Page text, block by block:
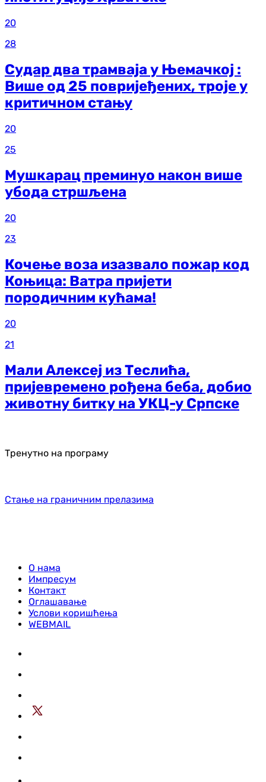
20
28
Судар два трамваја у Њемачкој :
Више од 25 повријеђених, троје у
критичном стању
20
25
Мушкарац преминуо након више
убода стршљена
20
23
Кочење воза изазвало пожар код
Коњица: Ватра пријети
породичним кућама!
20
21
Мали Алексеј из Теслића,
пријевремено рођена беба, добио
животну битку на УКЦ-у Српске
Тренутно на програму
Стање на граничним прелазима
О нама
Импресум
Контакт
Оглашавање
Услови коришћења
WEBMAIL